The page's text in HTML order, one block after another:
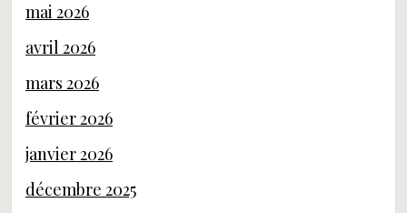
mai 2026
avril 2026
mars 2026
février 2026
janvier 2026
décembre 2025